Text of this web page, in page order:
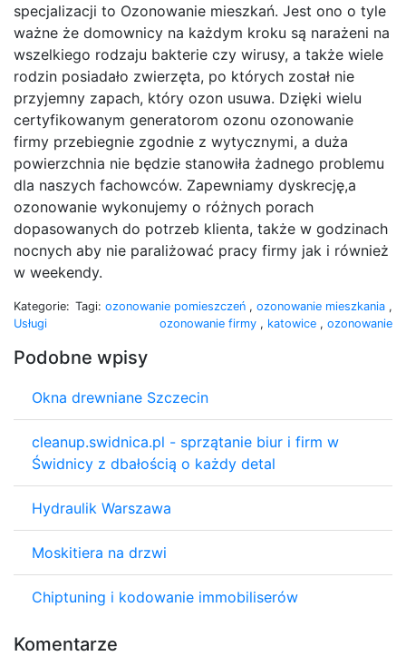
specjalizacji to Ozonowanie mieszkań. Jest ono o tyle
ważne że domownicy na każdym kroku są narażeni na
wszelkiego rodzaju bakterie czy wirusy, a także wiele
rodzin posiadało zwierzęta, po których został nie
przyjemny zapach, który ozon usuwa. Dzięki wielu
certyfikowanym generatorom ozonu ozonowanie
firmy przebiegnie zgodnie z wytycznymi, a duża
powierzchnia nie będzie stanowiła żadnego problemu
dla naszych fachowców. Zapewniamy dyskrecję,a
ozonowanie wykonujemy o różnych porach
dopasowanych do potrzeb klienta, także w godzinach
nocnych aby nie paraliżować pracy firmy jak i również
w weekendy.
Kategorie:
Usługi
Tagi: ozonowanie pomieszczeń , ozonowanie mieszkania ,
ozonowanie firmy , katowice , ozonowanie
Podobne wpisy
Okna drewniane Szczecin
cleanup.swidnica.pl - sprzątanie biur i firm w
Świdnicy z dbałością o każdy detal
Hydraulik Warszawa
Moskitiera na drzwi
Chiptuning i kodowanie immobiliserów
Komentarze